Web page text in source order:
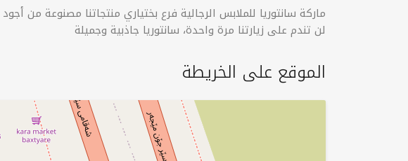
ماركة سانتوريا للملابس الرجالية فرع بختیاري منتجاتنا مصنوعة من
لن تندم على زيارتنا مرة واحدة، سانتوريا جاذبية وجميلة
الموقع على الخريطة